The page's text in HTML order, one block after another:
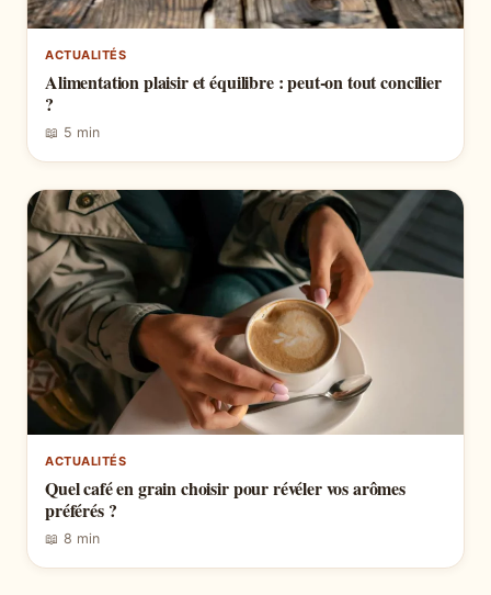
ACTUALITÉS
Alimentation plaisir et équilibre : peut-on tout concilier
?
📖 5 min
ACTUALITÉS
Quel café en grain choisir pour révéler vos arômes
préférés ?
📖 8 min